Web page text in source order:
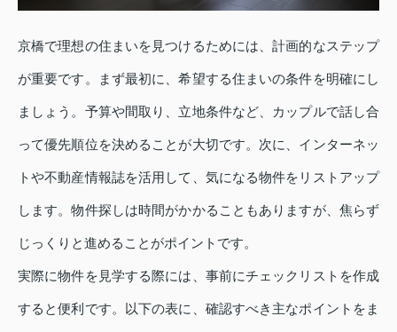
京橋で理想の住まいを見つけるためには、計画的なステップ
が重要です。まず最初に、希望する住まいの条件を明確にし
ましょう。予算や間取り、立地条件など、カップルで話し合
って優先順位を決めることが大切です。次に、インターネッ
トや不動産情報誌を活用して、気になる物件をリストアップ
します。物件探しは時間がかかることもありますが、焦らず
じっくりと進めることがポイントです。
実際に物件を見学する際には、事前にチェックリストを作成
すると便利です。以下の表に、確認すべき主なポイントをま